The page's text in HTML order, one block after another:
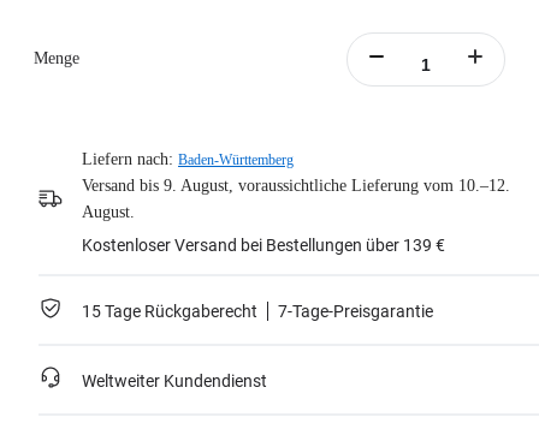
Menge
Liefern nach: Baden-Württemberg
Versand bis 9. August, voraussichtliche Lieferung vom 10.–12.
August.
Kostenloser Versand bei Bestellungen über 139 €
15 Tage Rückgaberecht 7-Tage-Preisgarantie
Weltweiter Kundendienst